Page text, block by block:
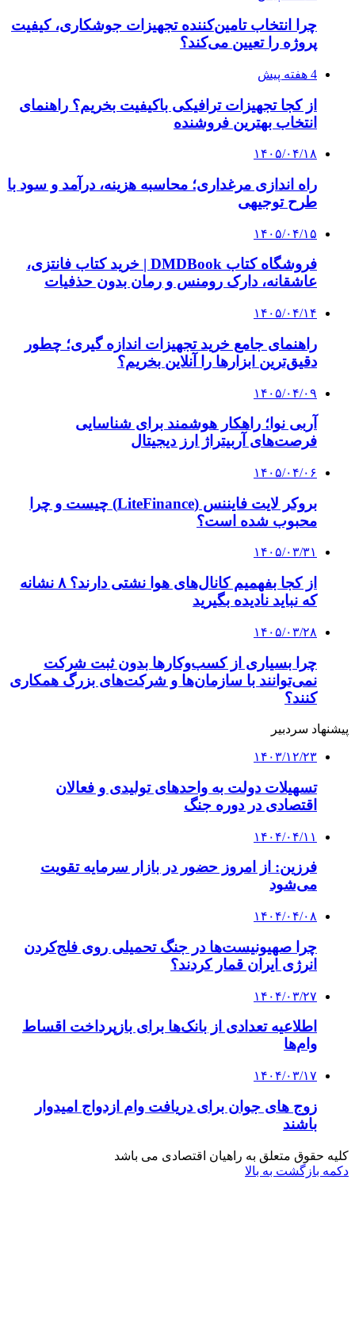
آربی نوا؛ راهکار هوشمند برای شناسایی
فرصت‌های آربیتراژ ارز دیجیتال
۱۴۰۵/۰۴/۰۶
بروکر لایت فایننس (LiteFinance) چیست و چرا
محبوب شده است؟
۱۴۰۵/۰۳/۳۱
از کجا بفهمیم کانال‌های هوا نشتی دارند؟ ۸ نشانه
که نباید نادیده بگیرید
۱۴۰۵/۰۳/۲۸
چرا بسیاری از کسب‌وکارها بدون ثبت شرکت
نمی‌توانند با سازمان‌ها و شرکت‌های بزرگ همکاری
۱۴۰۳/۱۲/۲۳
تسهیلات دولت به واحدهای تولیدی و فعالان
اقتصادی در دوره جنگ
۱۴۰۴/۰۴/۱۱
فرزین: از امروز حضور در بازار سرمایه تقویت
می‌شود
۱۴۰۴/۰۴/۰۸
چرا صهیونیست‌ها در جنگ تحمیلی روی فلج‌کردن
انرژی ایران قمار کردند؟
۱۴۰۴/۰۳/۲۷
اطلاعیه تعدادی از بانک‌ها برای بازپرداخت اقساط
وام‌ها
۱۴۰۴/۰۳/۱۷
زوج های جوان برای دریافت وام ازدواج امیدوار
کلیه حقوق متعلق به راهیان اقتصادی می باشد